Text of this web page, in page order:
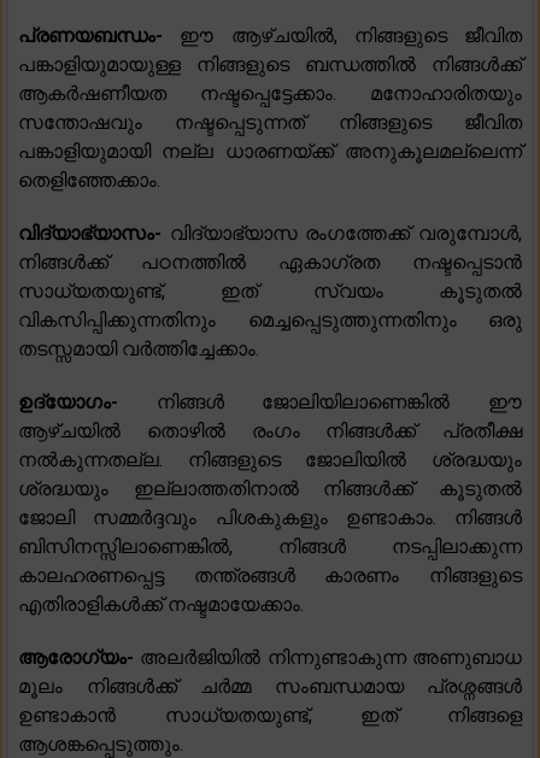
പ്രണയബന്ധം- ഈ ആഴ്ചയിൽ, നിങ്ങളുടെ ജീവിത
പങ്കാളിയുമായുള്ള നിങ്ങളുടെ ബന്ധത്തിൽ നിങ്ങൾക്ക്
ആകർഷണീയത നഷ്ടപ്പെട്ടേക്കാം. മനോഹാരിതയും
സന്തോഷവും നഷ്ടപ്പെടുന്നത് നിങ്ങളുടെ ജീവിത
പങ്കാളിയുമായി നല്ല ധാരണയ്ക്ക് അനുകൂലമല്ലെന്ന്
തെളിഞ്ഞേക്കാം.
വിദ്യാഭ്യാസം- വിദ്യാഭ്യാസ രംഗത്തേക്ക് വരുമ്പോൾ,
നിങ്ങൾക്ക് പഠനത്തിൽ ഏകാഗ്രത നഷ്ടപ്പെടാൻ
സാധ്യതയുണ്ട്, ഇത് സ്വയം കൂടുതൽ
വികസിപ്പിക്കുന്നതിനും മെച്ചപ്പെടുത്തുന്നതിനും ഒരു
തടസ്സമായി വർത്തിച്ചേക്കാം.
ഉദ്യോഗം- നിങ്ങൾ ജോലിയിലാണെങ്കിൽ ഈ
ആഴ്ചയിൽ തൊഴിൽ രംഗം നിങ്ങൾക്ക് പ്രതീക്ഷ
നൽകുന്നതല്ല. നിങ്ങളുടെ ജോലിയിൽ ശ്രദ്ധയും
ശ്രദ്ധയും ഇല്ലാത്തതിനാൽ നിങ്ങൾക്ക് കൂടുതൽ
ജോലി സമ്മർദ്ദവും പിശകുകളും ഉണ്ടാകാം. നിങ്ങൾ
ബിസിനസ്സിലാണെങ്കിൽ, നിങ്ങൾ നടപ്പിലാക്കുന്ന
കാലഹരണപ്പെട്ട തന്ത്രങ്ങൾ കാരണം നിങ്ങളുടെ
എതിരാളികൾക്ക് നഷ്ടമായേക്കാം.
ആരോഗ്യം- അലർജിയിൽ നിന്നുണ്ടാകുന്ന അണുബാധ
മൂലം നിങ്ങൾക്ക് ചർമ്മ സംബന്ധമായ പ്രശ്നങ്ങൾ
ഉണ്ടാകാൻ സാധ്യതയുണ്ട്, ഇത് നിങ്ങളെ
ആശങ്കപ്പെടുത്തും.